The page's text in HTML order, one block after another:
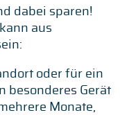
dabei sparen!
aus
oder für ein
besonderes Gerät
Monate,